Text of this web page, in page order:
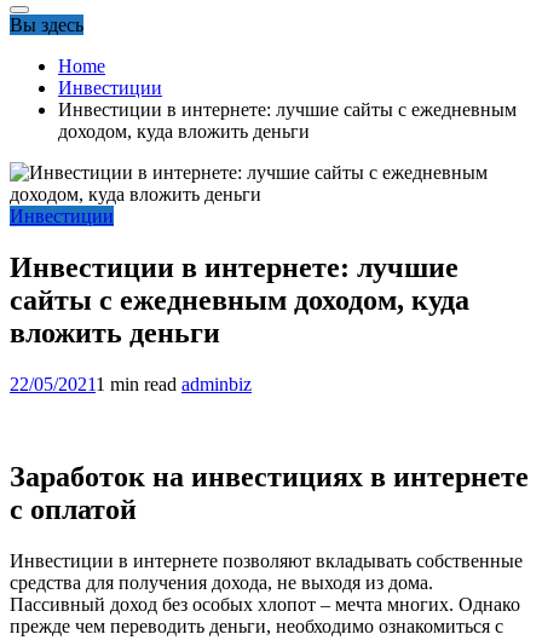
Вы здесь
Home
Инвестиции
Инвестиции в интернете: лучшие сайты c ежедневным
доходом, куда вложить деньги
Инвестиции
Инвестиции в интернете: лучшие
сайты c ежедневным доходом, куда
вложить деньги
22/05/20211 min read adminbiz
Заработок на инвестициях в интернете
с оплатой
Инвестиции в интернете позволяют вкладывать собственные
средства для получения дохода, не выходя из дома.
Пассивный доход без особых хлопот – мечта многих. Однако
прежде чем переводить деньги, необходимо ознакомиться с